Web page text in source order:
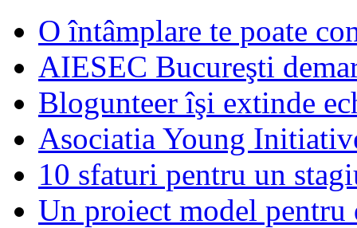
O întâmplare te poate
AIESEC Bucureşti
Blogunteer îşi extinde
Asociatia Young
10 sfaturi pentru un
Un proiect model